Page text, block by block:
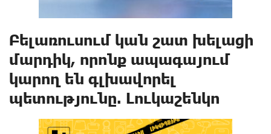
Բելառուսում կան շատ խելացի
մարդիկ, որոնք ապագայում
կարող են գլխավորել
պետությունը. Լուկաշենկո